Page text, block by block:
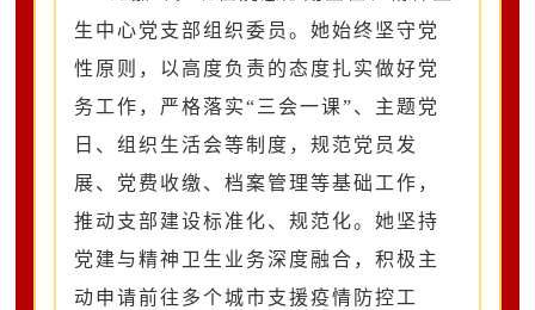
生中心党支部组织委员。她始终坚守党
性原则，以高度负责的态度扎实做好党
务工作，严格落实“三会一课”、主题党
日、组织生活会等制度，规范党员发
展、党费收缴、档案管理等基础工作，
推动支部建设标准化、规范化。她坚持
党建与精神卫生业务深度融合，积极主
动申请前往多个城市支援疫情防控工